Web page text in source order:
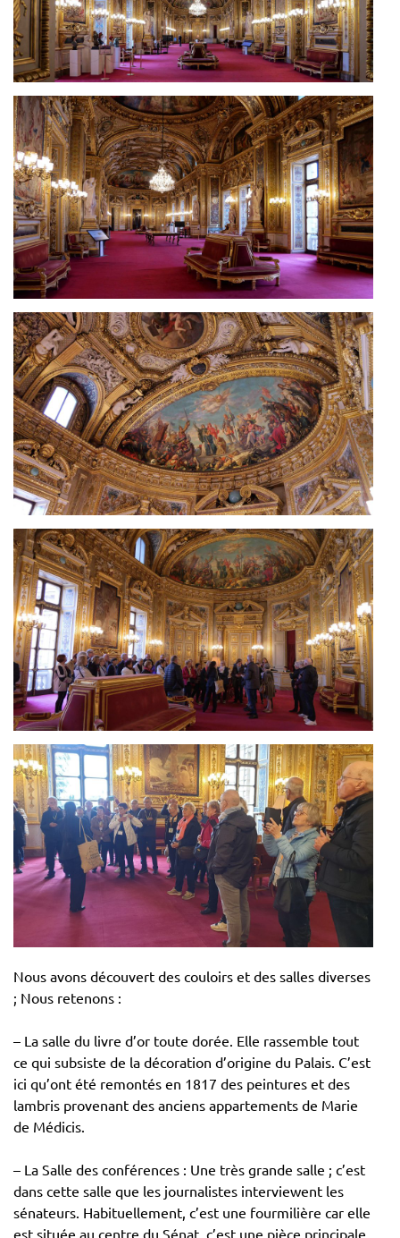
Nous avons découvert des couloirs et des salles diverses
; Nous retenons :
– La salle du livre d’or toute dorée. Elle rassemble tout
ce qui subsiste de la décoration d’origine du Palais. C’est
ici qu’ont été remontés en 1817 des peintures et des
lambris provenant des anciens appartements de Marie
de Médicis.
– La Salle des conférences : Une très grande salle ; c’est
dans cette salle que les journalistes interviewent les
sénateurs. Habituellement, c’est une fourmilière car elle
est située au centre du Sénat, c’est une pièce principale.